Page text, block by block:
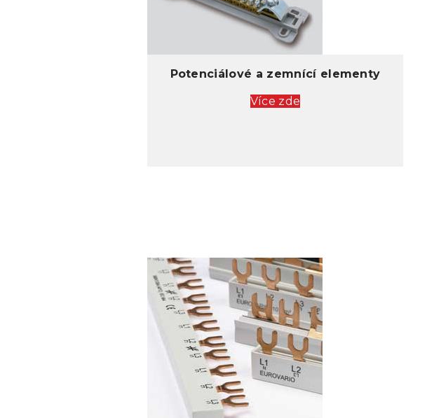
Potenciálové a zemnící elementy
Více zde